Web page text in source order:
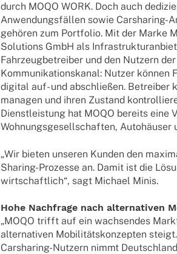
durch MOQO WORK. Doch auch
Anwen­dungs­fäl­len sowie Carsha­ring-
gehö­ren zum Port­fo­lio. Mit der Marke
Solu­ti­ons GmbH als
Fahr­zeug­be­trei­ber und den Nutzern
Kommu­ni­ka­ti­ons­ka­nal: Nutzer können
digi­tal auf- und abschlie­ßen. Betrei­ber
mana­gen und ihren Zustand
Diens­t­­leis­­tung hat MOQO bereits eine
Wohnungs­ge­sell­schaf­ten,
„Wir bieten unse­ren Kunden den
Sharing-Prozesse an. Damit ist die
wirt­schaft­lich“, sagt Michael Minis.
Hohe Nach­frage nach alter­na­ti­ven
„MOQO trifft auf ein wach­sen­des
alter­na­ti­ven Mobi­li­täts­kon­zep­ten
Carsha­ring-Nutzern nimmt